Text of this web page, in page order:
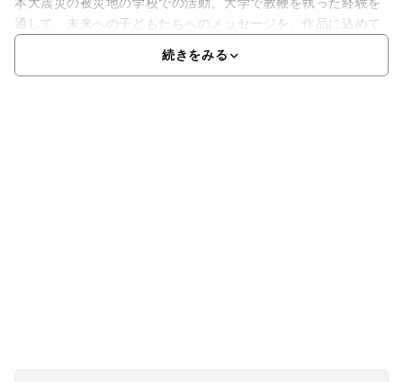
本大震災の被災地の学校での活動、大学で教鞭を執った経験を
通して、未来への子どもたちへのメッセージを、作品に込めて
続きをみる